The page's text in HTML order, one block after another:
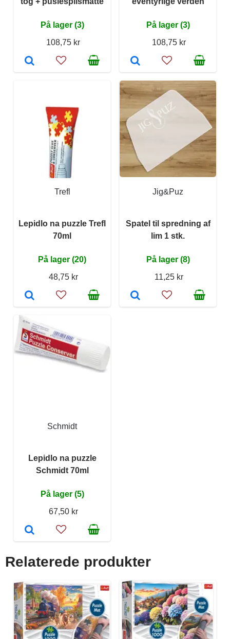
På lager (3)
108,75 kr
På lager (3)
108,75 kr
Trefl
Lepidlo na puzzle Trefl
70ml
På lager (20)
48,75 kr
Jig&Puz
Spatel til spredning af
lim 1 stk.
På lager (8)
11,25 kr
Schmidt
Lepidlo na puzzle
Schmidt 70ml
På lager (5)
67,50 kr
Relaterede produkter